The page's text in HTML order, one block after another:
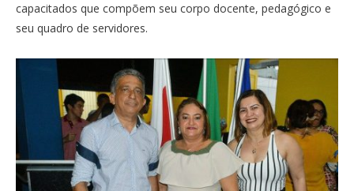
capacitados que compõem seu corpo docente, pedagógico e
seu quadro de servidores.